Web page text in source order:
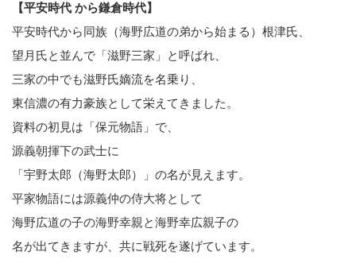
【平安時代 から鎌倉時代】
平安時代から同族（海野広道の弟から始まる）根津氏、
望月氏と並んで「滋野三家」と呼ばれ、
三家の中でも滋野氏嫡流を名乗り、
東信濃の有力豪族として栄えてきました。
資料の初見は「保元物語」で、
源義朝揮下の武士に
「宇野太郎（海野太郎）」の名が見えます。
平家物語には源義仲の侍大将として
海野広道の子の海野幸親と海野幸広親子の
名が出てきますが、共に戦死を遂げています。